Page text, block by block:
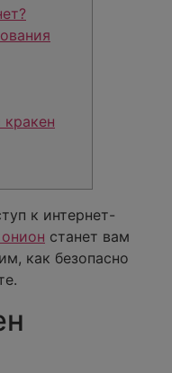
к интернет-
станет вам
как безопасно